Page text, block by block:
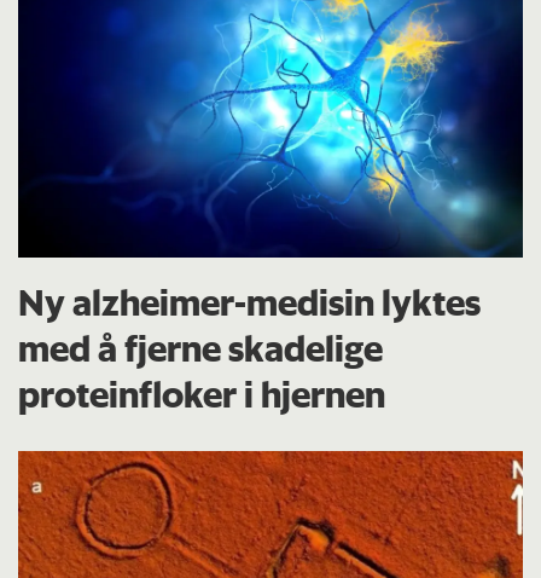
Ny alzheimer-medisin lyktes
med å fjerne skadelige
proteinfloker i hjernen